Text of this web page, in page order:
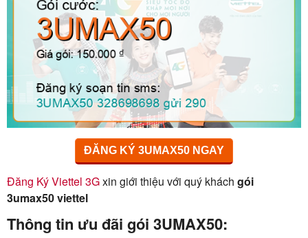
ĐĂNG KÝ 3UMAX50 NGAY
Đăng Ký Viettel 3Gxin giới thiệu với quý khách gói
3umax50 viettel
Thông tin ưu đãi gói 3UMAX50: